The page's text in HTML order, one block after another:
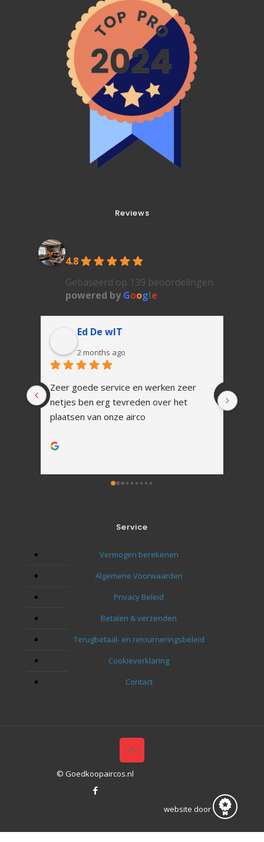
Reviews
4.8
Gebaseerd op 139 beoordelingen
powered byGoogle
Ed De wIT
2 months ago
Zeer goede service en werken zeer
netjes ben erg tevreden over het
plaatsen van onze airco
Service
Vermogen berekenen
Algemene Voorwaarden
Privacy Beleid
Betalen & verzenden
Terugbetaal- en retourneringsbeleid
Cookieverklaring
Contact
© Goedkoopaircos.nl
website door